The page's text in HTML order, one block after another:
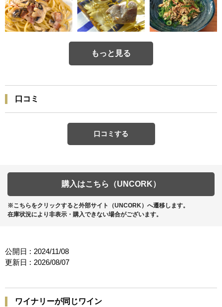
もっと見る
口コミ
口コミする
購入はこちら（UNCORK）
※こちらをクリックすると外部サイト（UNCORK）へ遷移します。
在庫状況により非表示・購入できない場合がございます。
公開日 : 2024/11/08
更新日 : 2026/08/07
ワイナリーが同じワイン